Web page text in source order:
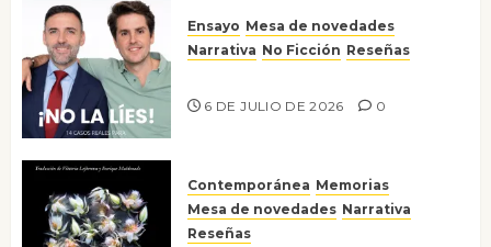
Ensayo Mesa de novedades
Narrativa No Ficción Reseñas
6 DE JULIO DE 2026 0
Contemporánea Memorias
Mesa de novedades Narrativa
Reseñas